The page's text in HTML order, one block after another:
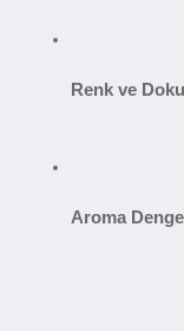
Renk ve
Aroma